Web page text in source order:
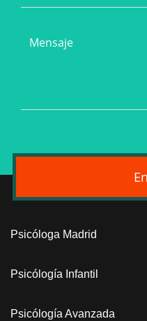
Psicóloga Madrid
Psicólogía Infantil
Psicólogía Avanzada